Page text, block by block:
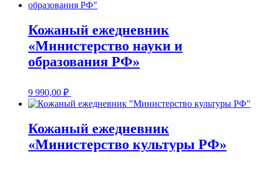
Кожаный ежедневник
«Министерство науки и
образования РФ»
9 990,00 ₽
Кожаный ежедневник
«Министерство культуры РФ»